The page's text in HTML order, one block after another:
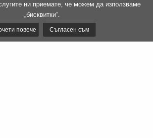
ни приемате, че можем да използваме
„бисквитки“.
повече Съгласен съм